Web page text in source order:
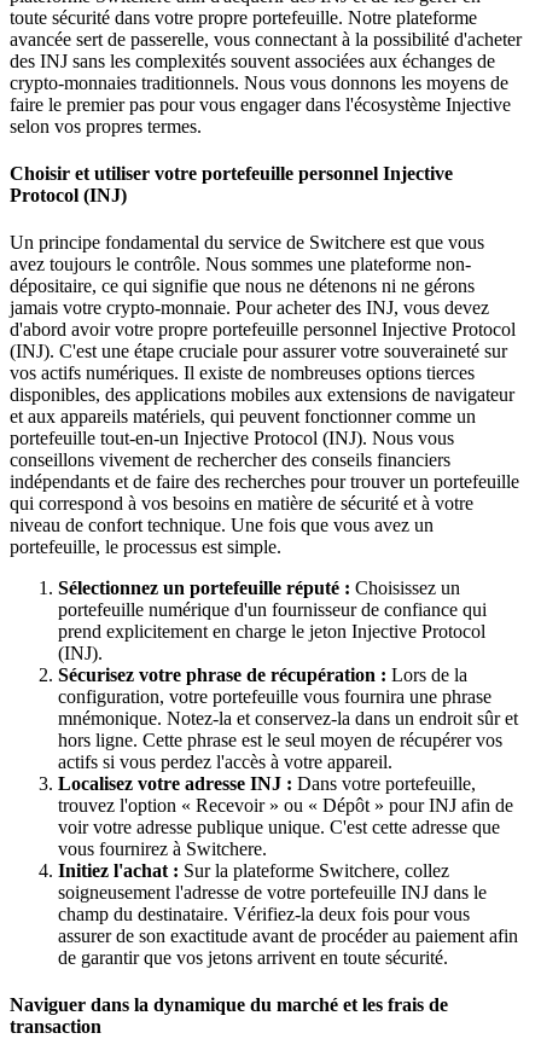
toute sécurité dans votre propre portefeuille. Notre plateforme
avancée sert de passerelle, vous connectant à la possibilité d'acheter
des INJ sans les complexités souvent associées aux échanges de
crypto-monnaies traditionnels. Nous vous donnons les moyens de
faire le premier pas pour vous engager dans l'écosystème Injective
selon vos propres termes.
Choisir et utiliser votre portefeuille personnel Injective
Protocol (INJ)
Un principe fondamental du service de Switchere est que vous
avez toujours le contrôle. Nous sommes une plateforme non-
dépositaire, ce qui signifie que nous ne détenons ni ne gérons
jamais votre crypto-monnaie. Pour acheter des INJ, vous devez
d'abord avoir votre propre portefeuille personnel Injective Protocol
(INJ). C'est une étape cruciale pour assurer votre souveraineté sur
vos actifs numériques. Il existe de nombreuses options tierces
disponibles, des applications mobiles aux extensions de navigateur
et aux appareils matériels, qui peuvent fonctionner comme un
portefeuille tout-en-un Injective Protocol (INJ). Nous vous
conseillons vivement de rechercher des conseils financiers
indépendants et de faire des recherches pour trouver un portefeuille
qui correspond à vos besoins en matière de sécurité et à votre
niveau de confort technique. Une fois que vous avez un
portefeuille, le processus est simple.
Sélectionnez un portefeuille réputé : Choisissez un
portefeuille numérique d'un fournisseur de confiance qui
prend explicitement en charge le jeton Injective Protocol
(INJ).
Sécurisez votre phrase de récupération : Lors de la
configuration, votre portefeuille vous fournira une phrase
mnémonique. Notez-la et conservez-la dans un endroit sûr et
hors ligne. Cette phrase est le seul moyen de récupérer vos
actifs si vous perdez l'accès à votre appareil.
Localisez votre adresse INJ : Dans votre portefeuille,
trouvez l'option « Recevoir » ou « Dépôt » pour INJ afin de
voir votre adresse publique unique. C'est cette adresse que
vous fournirez à Switchere.
Initiez l'achat : Sur la plateforme Switchere, collez
soigneusement l'adresse de votre portefeuille INJ dans le
champ du destinataire. Vérifiez-la deux fois pour vous
assurer de son exactitude avant de procéder au paiement afin
de garantir que vos jetons arrivent en toute sécurité.
Naviguer dans la dynamique du marché et les frais de
transaction